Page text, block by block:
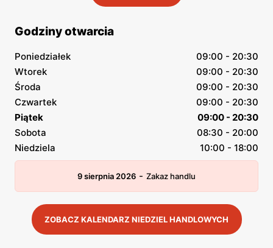
Godziny otwarcia
Poniedziałek
09:00 - 20:30
Wtorek
09:00 - 20:30
Środa
09:00 - 20:30
Czwartek
09:00 - 20:30
Piątek
09:00 - 20:30
Sobota
08:30 - 20:00
Niedziela
10:00 - 18:00
9 sierpnia 2026 - Zakaz handlu
ZOBACZ KALENDARZ NIEDZIEL HANDLOWYCH